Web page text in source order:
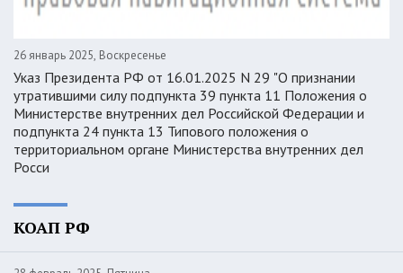
26 январь 2025, Воскресенье
Указ Президента РФ от 16.01.2025 N 29 "О признании
утратившими силу подпункта 39 пункта 11 Положения о
Министерстве внутренних дел Российской Федерации и
подпункта 24 пункта 13 Типового положения о
территориальном органе Министерства внутренних дел
Росси
КОАП РФ